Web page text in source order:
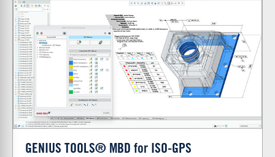
GENIUS TOOLS® MBD for ISO-GPS